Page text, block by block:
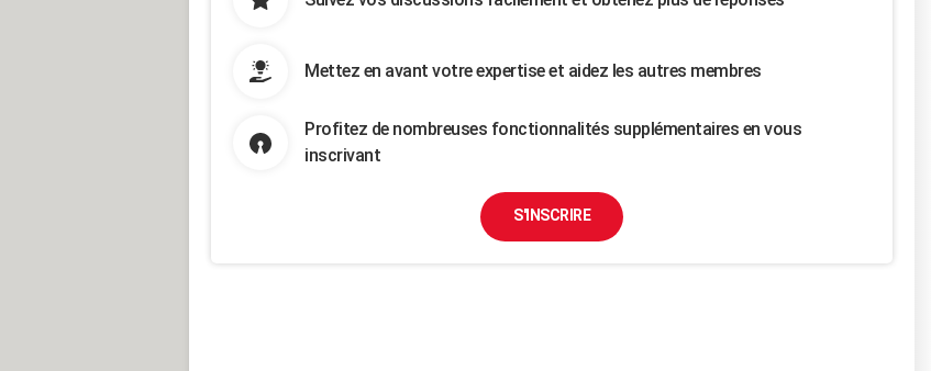
Mettez en avant votre expertise et aidez les autres membres
Profitez de nombreuses fonctionnalités supplémentaires en vous
inscrivant
S'INSCRIRE